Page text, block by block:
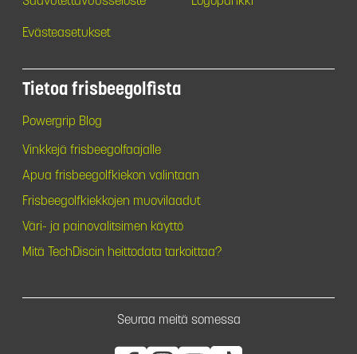
Evästeasetukset
Tietoa frisbeegolfista
Powergrip Blog
Vinkkejä frisbeegolfaajalle
Apua frisbeegolfkiekon valintaan
Frisbeegolfkiekkojen muovilaadut
Väri- ja painovalitsimen käyttö
Mitä TechDiscin heittodata tarkoittaa?
Seuraa meitä somessa